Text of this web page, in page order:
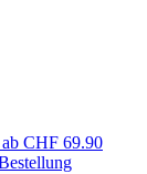
ab CHF 69.90